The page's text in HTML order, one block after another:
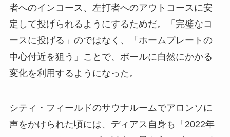
者へのインコース、左打者へのアウトコースに安
定して投げられるようにするためだ。「完璧なコ
ースに投げる」のではなく、「ホームプレートの
中心付近を狙う」ことで、ボールに自然にかかる
変化を利用するようになった。
シティ・フィールドのサウナルームでアロンソに
声をかけられた頃には、ディアス自身も「2022年